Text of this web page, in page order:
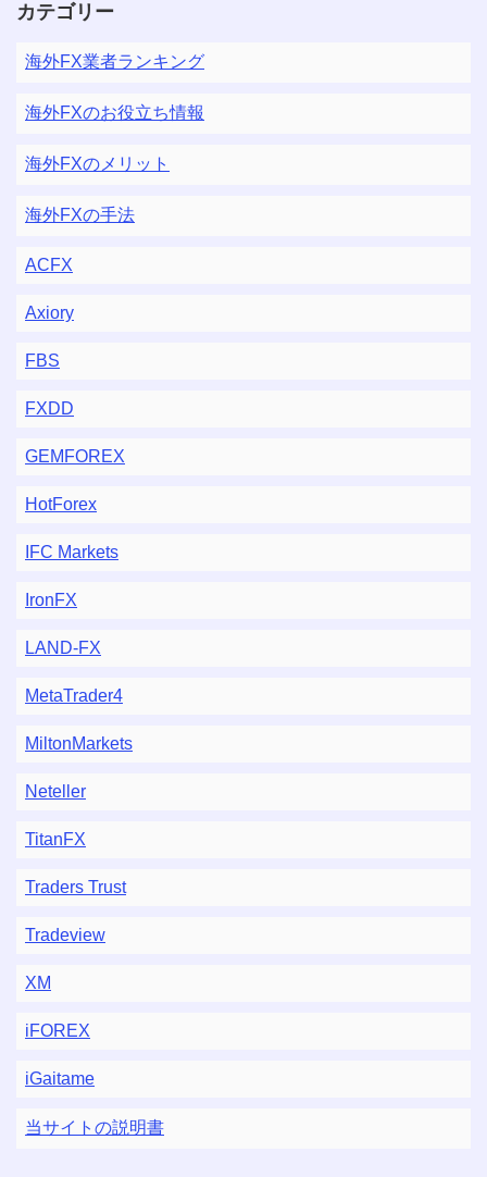
カテゴリー
海外FX業者ランキング
海外FXのお役立ち情報
海外FXのメリット
海外FXの手法
ACFX
Axiory
FBS
FXDD
GEMFOREX
HotForex
IFC Markets
IronFX
LAND-FX
MetaTrader4
MiltonMarkets
Neteller
TitanFX
Traders Trust
Tradeview
XM
iFOREX
iGaitame
当サイトの説明書